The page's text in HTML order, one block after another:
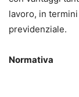
lavoro, in
previdenziale.
Normativa